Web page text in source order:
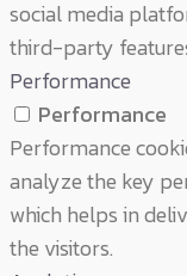
social media
third-party
Performance
Performance
Performance
analyze the key
which helps in
the visitors.